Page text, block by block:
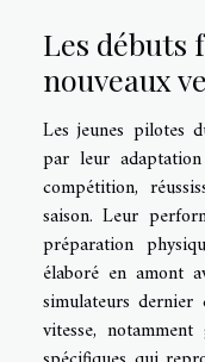
Les débuts
nouveaux
Les jeunes pilotes
par leur
compétition,
saison. Leur
préparation
élaboré en amont
simulateurs
vitesse,